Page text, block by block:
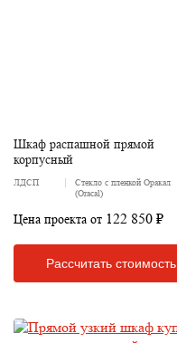
Шкаф распашной прямой
корпусный
ЛДСП
Стекло с пленкой Оракал
(Oracal)
Цена проекта от 122 850 ₽
Рассчитать стоимость